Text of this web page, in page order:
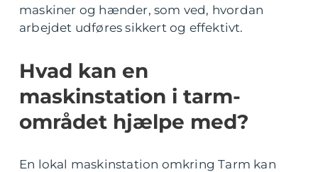
maskiner og hænder, som ved, hvordan
arbejdet udføres sikkert og effektivt.
Hvad kan en
maskinstation i tarm-
området hjælpe med?
En lokal maskinstation omkring Tarm kan